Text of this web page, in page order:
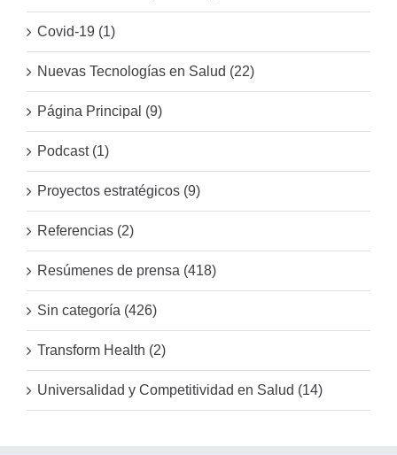
Covid-19 (1)
Nuevas Tecnologías en Salud (22)
Página Principal (9)
Podcast (1)
Proyectos estratégicos (9)
Referencias (2)
Resúmenes de prensa (418)
Sin categoría (426)
Transform Health (2)
Universalidad y Competitividad en Salud (14)